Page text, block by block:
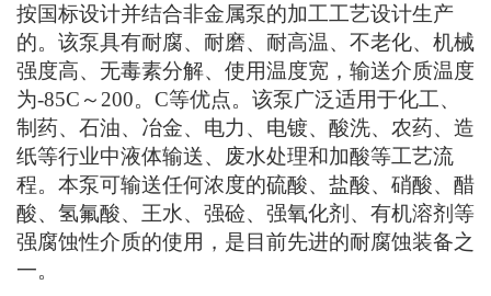
按国标设计并结合非金属泵的加工工艺设计生产
的。该泵具有耐腐、耐磨、耐高温、不老化、机械
强度高、无毒素分解、使用温度宽，输送介质温度
为-85C～200。C等优点。该泵广泛适用于化工、
制药、石油、冶金、电力、电镀、酸洗、农药、造
纸等行业中液体输送、废水处理和加酸等工艺流
程。本泵可输送任何浓度的硫酸、盐酸、硝酸、醋
酸、氢氟酸、王水、强硷、强氧化剂、有机溶剂等
强腐蚀性介质的使用，是目前先进的耐腐蚀装备之
一。